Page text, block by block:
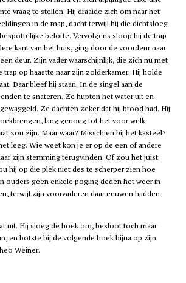
vraag te stellen. Hij draaide zich om naar het
in de map, dacht terwijl hij die dichtsloeg
belofte. Vervolgens sloop hij de trap
kant van het huis, ging door de voordeur naar
deur. Zijn vader waarschijnlijk, die zich nu met
trap op haastte naar zijn zolderkamer. Hij holde
Daar bleef hij staan. In de singel aan de
te snateren. Ze hupten het water uit en
Ze dachten zeker dat hij brood had. Hij
lang genoeg tot het voor welk
zou zijn. Maar waar? Misschien bij het kasteel?
leeg. Wie weet kon je er op de een of andere
zijn stemming terugvinden. Of zou het juist
hij op die plek niet des te scherper zien hoe
ouders geen enkele poging deden het weer in
terwijl zijn voorvaderen daar eeuwen hadden
uit. Hij sloeg de hoek om, besloot toch maar
en botste bij de volgende hoek bijna op zijn
Weiner.